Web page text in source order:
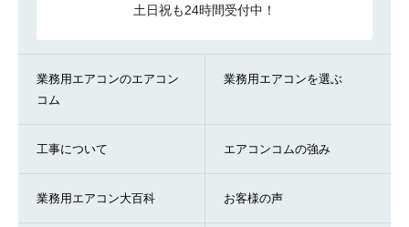
土日祝も24時間受付中！
業務用エアコンのエアコン
コム
業務用エアコンを選ぶ
工事について エアコンコムの強み
業務用エアコン大百科 お客様の声